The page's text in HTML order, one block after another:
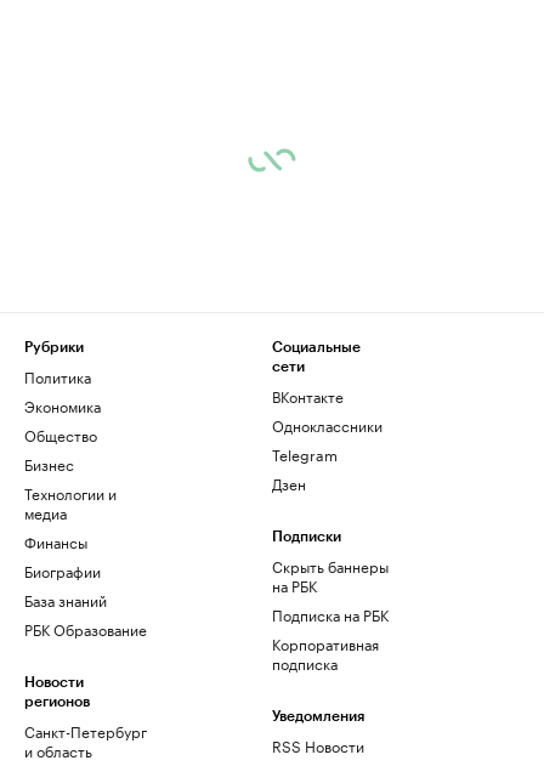
Рубрики
Политика
Экономика
Общество
Бизнес
Технологии и
медиа
Финансы
Биографии
База знаний
РБК Образование
Новости
регионов
Санкт-Петербург
и область
Социальные
сети
ВКонтакте
Одноклассники
Telegram
Дзен
Подписки
Скрыть баннеры
на РБК
Подписка на РБК
Корпоративная
подписка
Уведомления
RSS Новости